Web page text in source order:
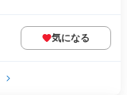
気になる